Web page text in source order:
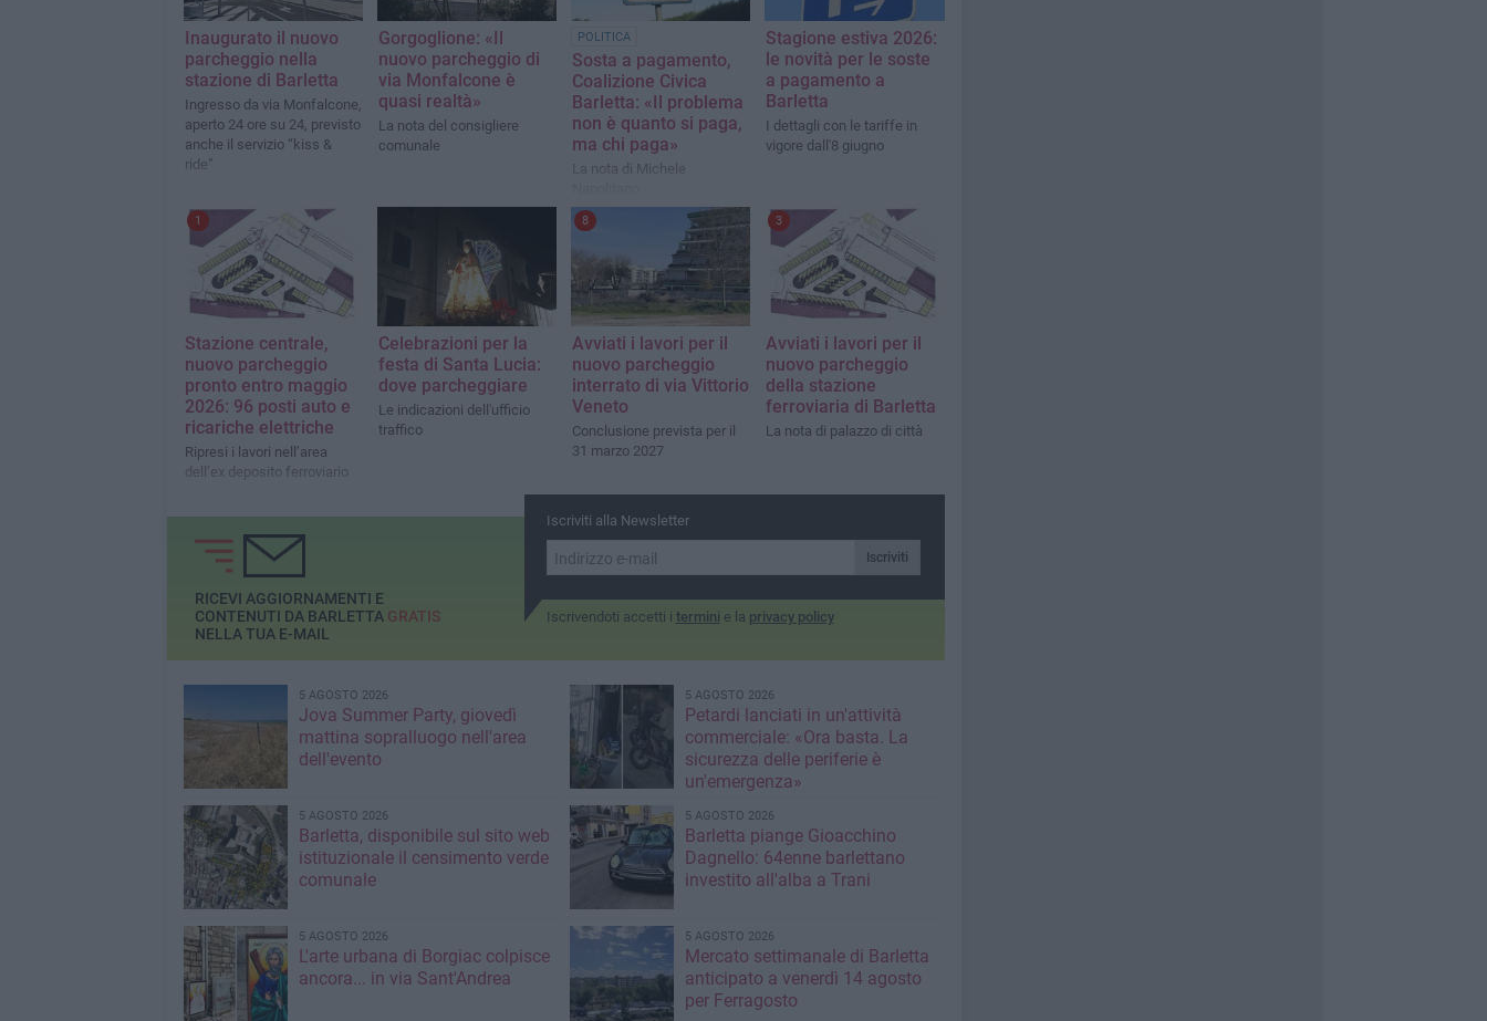
Inaugurato il nuovo
parcheggio nella
stazione di Barletta
Ingresso da via Monfalcone,
aperto 24 ore su 24, previsto
anche il servizio “kiss &
ride”
Gorgoglione: «Il
nuovo parcheggio di
via Monfalcone è
quasi realtà»
La nota del consigliere
comunale
POLITICA
Sosta a pagamento,
Coalizione Civica
Barletta: «Il problema
non è quanto si paga,
ma chi paga»
La nota di Michele
Stagione estiva 2026:
le novità per le soste
a pagamento a
Barletta
I dettagli con le tariffe in
vigore dall'8 giugno
1
Stazione centrale,
nuovo parcheggio
pronto entro maggio
2026: 96 posti auto e
ricariche elettriche
Ripresi i lavori nell’area
dell’ex deposito ferroviario
Celebrazioni per la
festa di Santa Lucia:
dove parcheggiare
Le indicazioni dell'ufficio
traffico
8
Avviati i lavori per il
nuovo parcheggio
interrato di via Vittorio
Veneto
Conclusione prevista per il
31 marzo 2027
3
Avviati i lavori per il
nuovo parcheggio
della stazione
ferroviaria di Barletta
La nota di palazzo di città
Iscriviti alla Newsletter
Iscriviti
Iscrivendoti accetti i termini e la privacy policy
RICEVI AGGIORNAMENTI E
CONTENUTI DA BARLETTA GRATIS
NELLA TUA E-MAIL
5 AGOSTO 2026
Jova Summer Party, giovedì
mattina sopralluogo nell'area
dell'evento
5 AGOSTO 2026
Petardi lanciati in un'attività
commerciale: «Ora basta. La
sicurezza delle periferie è
un'emergenza»
5 AGOSTO 2026
Barletta, disponibile sul sito web
istituzionale il censimento verde
comunale
5 AGOSTO 2026
Barletta piange Gioacchino
Dagnello: 64enne barlettano
investito all'alba a Trani
5 AGOSTO 2026
L'arte urbana di Borgiac colpisce
ancora... in via Sant'Andrea
5 AGOSTO 2026
Mercato settimanale di Barletta
anticipato a venerdì 14 agosto
per Ferragosto